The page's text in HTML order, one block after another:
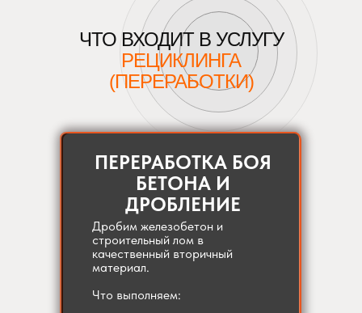
ЧТО ВХОДИТ В УСЛУГУ
РЕЦИКЛИНГА
(ПЕРЕРАБОТКИ)
Дробим железобетон и
строительный лом в
качественный вторичный
материал.
Что выполняем:
ПЕРЕРАБОТКА БОЯ
БЕТОНА И
ДРОБЛЕНИЕ